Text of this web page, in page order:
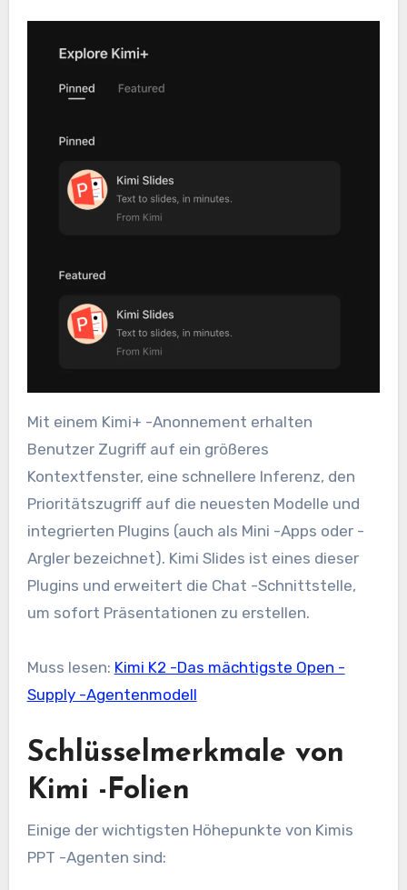
Mit einem Kimi+ -Anonnement erhalten
Benutzer Zugriff auf ein größeres
Kontextfenster, eine schnellere Inferenz, den
Prioritätszugriff auf die neuesten Modelle und
integrierten Plugins (auch als Mini -Apps oder -
Argler bezeichnet). Kimi Slides ist eines dieser
Plugins und erweitert die Chat -Schnittstelle,
um sofort Präsentationen zu erstellen.
Muss lesen: Kimi K2 -Das mächtigste Open -
Supply -Agentenmodell
Schlüsselmerkmale von
Kimi -Folien
Einige der wichtigsten Höhepunkte von Kimis
PPT -Agenten sind: